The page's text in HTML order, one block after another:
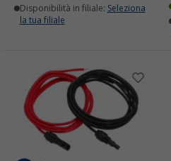
Disponibilità in filiale: Seleziona
la tua filiale